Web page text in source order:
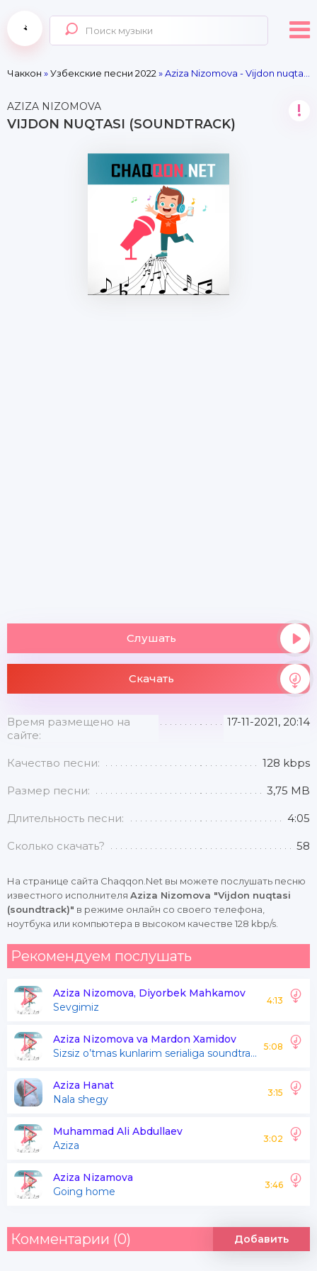
Чаккон »Узбекские песни 2022 » Aziza Nizomova - Vijdon nuqtasi (soundtrack)
AZIZA NIZOMOVA
VIJDON NUQTASI (SOUNDTRACK)
!
Слушать
Скачать
Время размещено на
сайте:
17-11-2021, 20:14
Качество песни: 128 kbps
Размер песни: 3,75 MB
Длительность песни: 4:05
Сколько скачать? 58
На странице сайта Chaqqon.Net вы можете послушать песню
известного исполнителя Aziza Nizomova "Vijdon nuqtasi
(soundtrack)" в режиме онлайн со своего телефона,
ноутбука или компьютера в высоком качестве 128 kbp/s.
Рекомендуем послушать
Aziza Nizomova, Diyorbek Mahkamov
Sevgimiz
4:13
Aziza Nizomova va Mardon Xamidov
Sizsiz o’tmas kunlarim serialiga soundtrack
5:08
Aziza Hanat
Nala shegy
3:15
Muhammad Ali Abdullaev
Aziza
3:02
Aziza Nizamova
Going home
3:46
Комментарии (0) Добавить